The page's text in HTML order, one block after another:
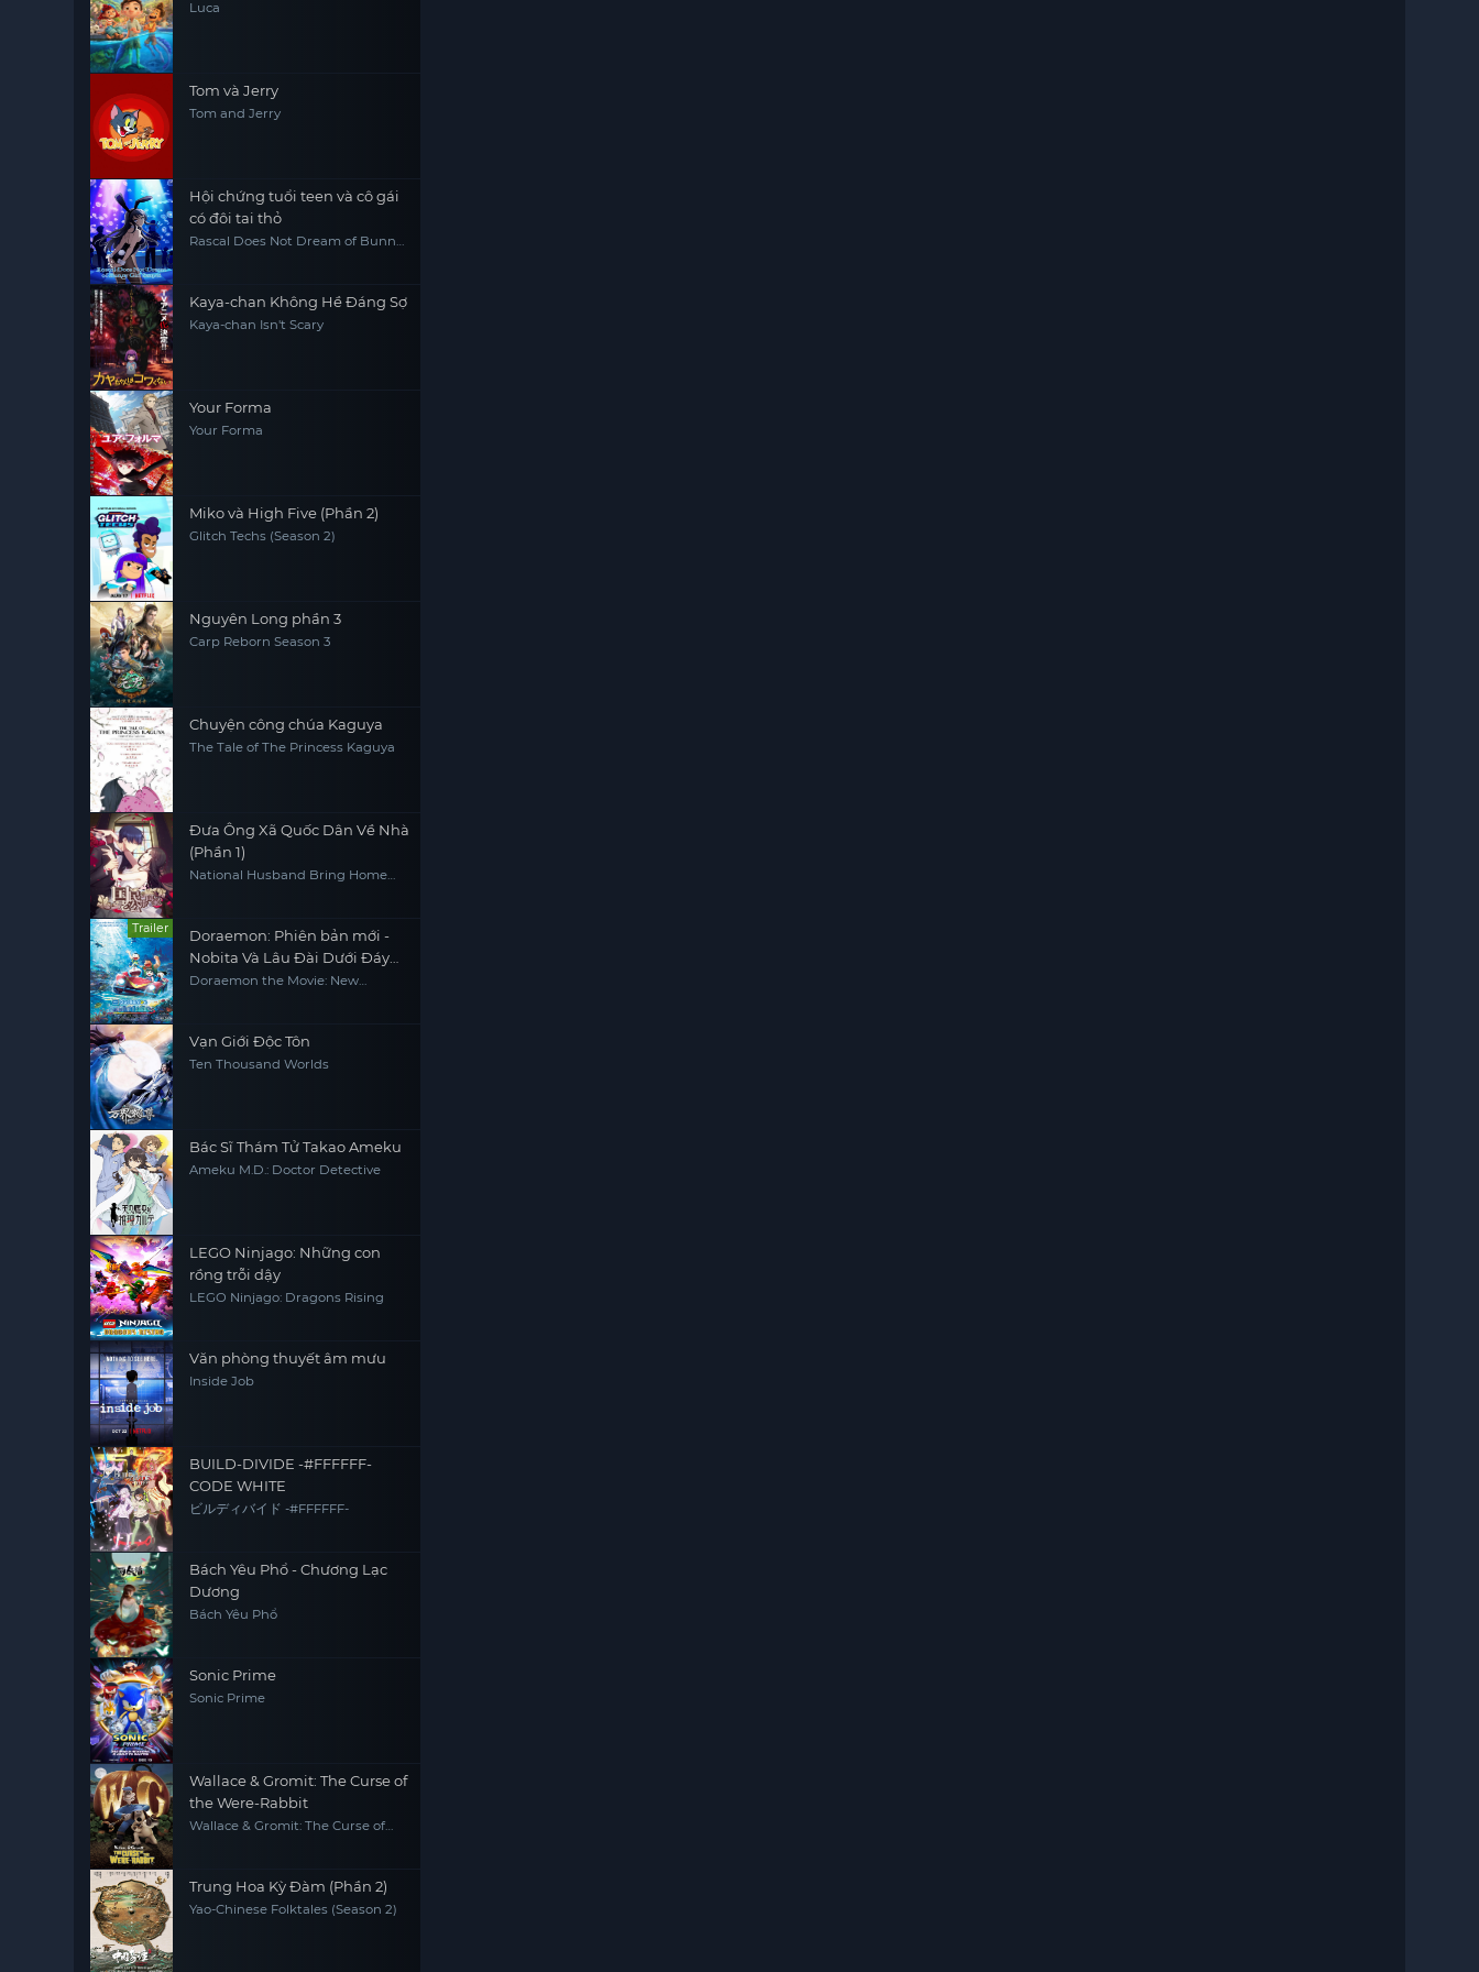
Luca
Tom và Jerry
Tom and Jerry
Hội chứng tuổi teen và cô gái
có đôi tai thỏ
Rascal Does Not Dream of Bunny
Kaya-chan Không Hề Đáng Sợ
Kaya-chan Isn't Scary
Your Forma
Your Forma
Miko và High Five (Phần 2)
Glitch Techs (Season 2)
Nguyên Long phần 3
Carp Reborn Season 3
Chuyện công chúa Kaguya
The Tale of The Princess Kaguya
Đưa Ông Xã Quốc Dân Về Nhà
(Phần 1)
National Husband Bring Home
Trailer
Doraemon: Phiên bản mới -
Nobita Và Lâu Đài Dưới Đáy
Biển
Doraemon the Movie: New
Vạn Giới Độc Tôn
Ten Thousand Worlds
Bác Sĩ Thám Tử Takao Ameku
Ameku M.D.: Doctor Detective
LEGO Ninjago: Những con
rồng trỗi dậy
LEGO Ninjago: Dragons Rising
Văn phòng thuyết âm mưu
Inside Job
BUILD-DIVIDE -#FFFFFF-
CODE WHITE
ビルディバイド -#FFFFFF-
Bách Yêu Phổ - Chương Lạc
Dương
Bách Yêu Phổ
Sonic Prime
Sonic Prime
Wallace & Gromit: The Curse of
the Were-Rabbit
Wallace & Gromit: The Curse of
Trung Hoa Kỳ Đàm (Phần 2)
Yao-Chinese Folktales (Season 2)